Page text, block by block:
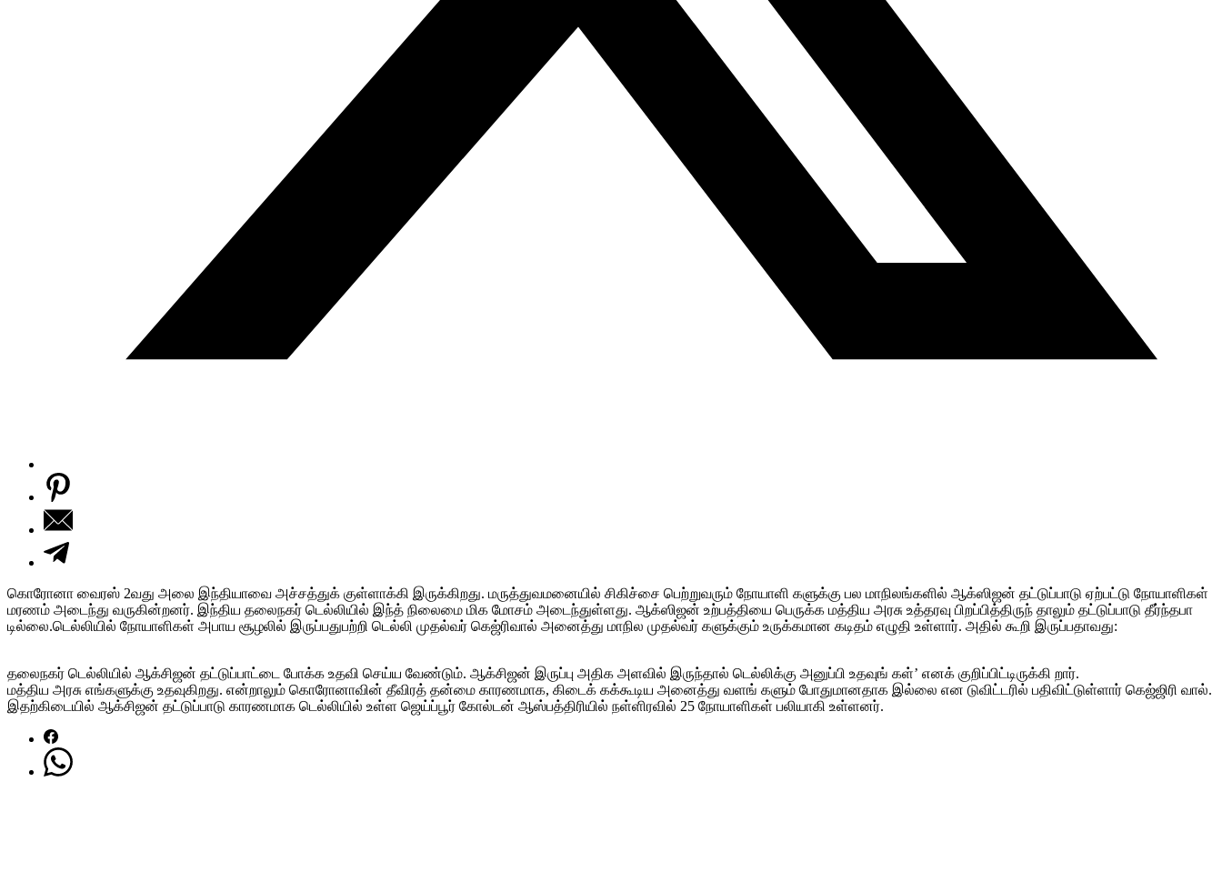
கொரோனா வைரஸ் 2வது அலை இந்தியாவை அச்சத்துக் குள்ளாக்கி இருக்கிறது. மருத்துவமனையில் சிகிச்சை பெற்றுவரும் நோயாளி களுக்கு பல மாநிலங்களில் ஆக்ஸிஜன் தட்டுப்பாடு ஏற்பட்டு நோயாளிகள்
மரணம் அடைந்து வருகின்றனர். இந்திய தலைநகர் டெல்லியில் இந்த் நிலைமை மிக மோசம் அடைந்துள்ளது. ஆக்ஸிஜன் உற்பத்தியை பெருக்க மத்திய அரசு உத்தரவு பிறப்பித்திருந் தாலும் தட்டுப்பாடு தீர்ந்தபா
டில்லை.டெல்லியில் நோயாளிகள் அபாய சூழலில் இருப்பதுபற்றி டெல்லி முதல்வர் கெஜ்ரிவால் அனைத்து மாநில முதல்வர் களுக்கும் உருக்கமான கடிதம் எழுதி உள்ளார். அதில் கூறி இருப்பதாவது:
தலைநகர் டெல்லியில் ஆக்சிஜன் தட்டுப்பாட்டை போக்க உதவி செய்ய வேண்டும். ஆக்சிஜன் இருப்பு அதிக அளவில் இருந்தால் டெல்லிக்கு அனுப்பி உதவுங் கள்’ எனக் குறிப்பிட்டிருக்கி றார்.
மத்திய அரசு எங்களுக்கு உதவுகிறது. என்றாலும் கொரோனாவின் தீவிரத் தன்மை காரணமாக, கிடைக் கக்கூடிய அனைத்து வளங் களும் போதுமானதாக இல்லை என டுவிட்டரில் பதிவிட்டுள்ளார் கெஜ்ஜிரி வால்.
இதற்கிடையில் ஆக்சிஜன் தட்டுப்பாடு காரணமாக டெல்லியில் உள்ள ஜெய்ப்பூர் கோல்டன் ஆஸ்பத்திரியில் நள்ளிரவில் 25 நோயாளிகள் பலியாகி உள்ளனர்.